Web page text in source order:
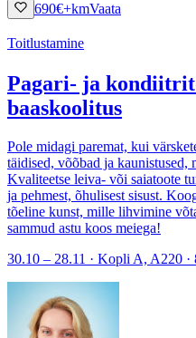
690€+kmVaata
Toitlustamine
Pagari- ja
baaskoolitus
Pole midagi paremat, kui
täidised, võõbad ja kaunistused,
Kvaliteetse leiva- või saiatoote
ja pehmest, õhulisest sisust.
tõeline kunst, mille lihvimine
sammud astu koos meiega!
30.10 – 28.11 · Kopli A, A220 ·